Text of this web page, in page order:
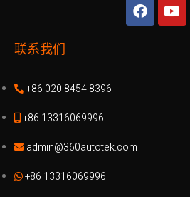
联系我们
+86 020 8454 8396
+86 13316069996
admin@360autotek.com
+86 13316069996